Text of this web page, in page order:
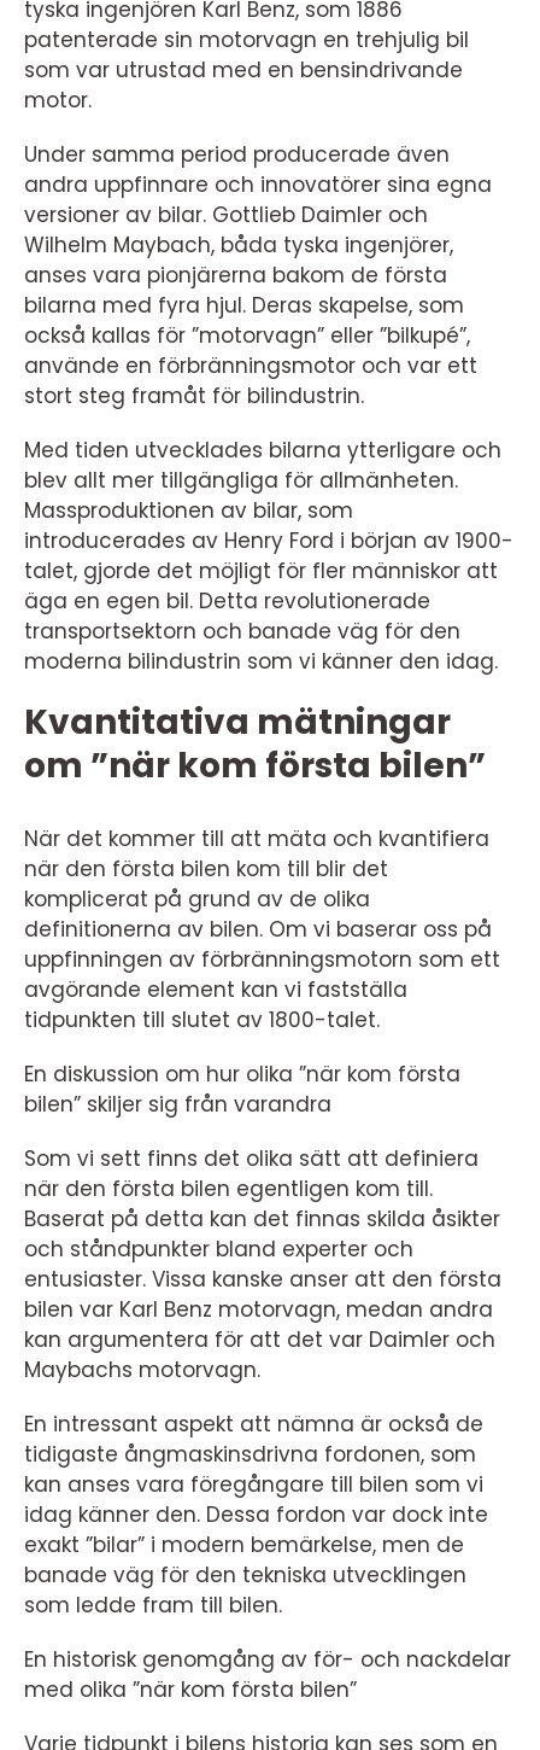
tyska ingenjören Karl Benz, som 1886
patenterade sin motorvagn en trehjulig bil
som var utrustad med en bensindrivande
motor.
Under samma period producerade även
andra uppfinnare och innovatörer sina egna
versioner av bilar. Gottlieb Daimler och
Wilhelm Maybach, båda tyska ingenjörer,
anses vara pionjärerna bakom de första
bilarna med fyra hjul. Deras skapelse, som
också kallas för ”motorvagn” eller ”bilkupé”,
använde en förbränningsmotor och var ett
stort steg framåt för bilindustrin.
Med tiden utvecklades bilarna ytterligare och
blev allt mer tillgängliga för allmänheten.
Massproduktionen av bilar, som
introducerades av Henry Ford i början av 1900-
talet, gjorde det möjligt för fler människor att
äga en egen bil. Detta revolutionerade
transportsektorn och banade väg för den
moderna bilindustrin som vi känner den idag.
Kvantitativa mätningar
om ”när kom första bilen”
När det kommer till att mäta och kvantifiera
när den första bilen kom till blir det
komplicerat på grund av de olika
definitionerna av bilen. Om vi baserar oss på
uppfinningen av förbränningsmotorn som ett
avgörande element kan vi fastställa
tidpunkten till slutet av 1800-talet.
En diskussion om hur olika ”när kom första
bilen” skiljer sig från varandra
Som vi sett finns det olika sätt att definiera
när den första bilen egentligen kom till.
Baserat på detta kan det finnas skilda åsikter
och ståndpunkter bland experter och
entusiaster. Vissa kanske anser att den första
bilen var Karl Benz motorvagn, medan andra
kan argumentera för att det var Daimler och
Maybachs motorvagn.
En intressant aspekt att nämna är också de
tidigaste ångmaskinsdrivna fordonen, som
kan anses vara föregångare till bilen som vi
idag känner den. Dessa fordon var dock inte
exakt ”bilar” i modern bemärkelse, men de
banade väg för den tekniska utvecklingen
som ledde fram till bilen.
En historisk genomgång av för- och nackdelar
med olika ”när kom första bilen”